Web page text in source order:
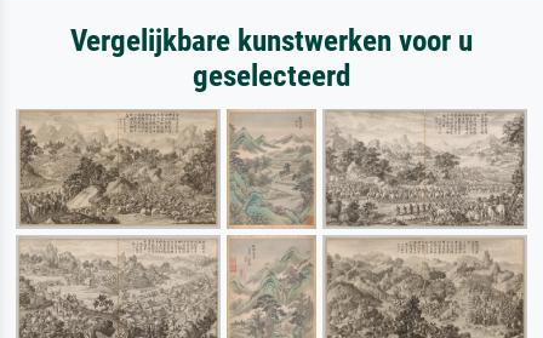
Vergelijkbare kunstwerken voor u
geselecteerd